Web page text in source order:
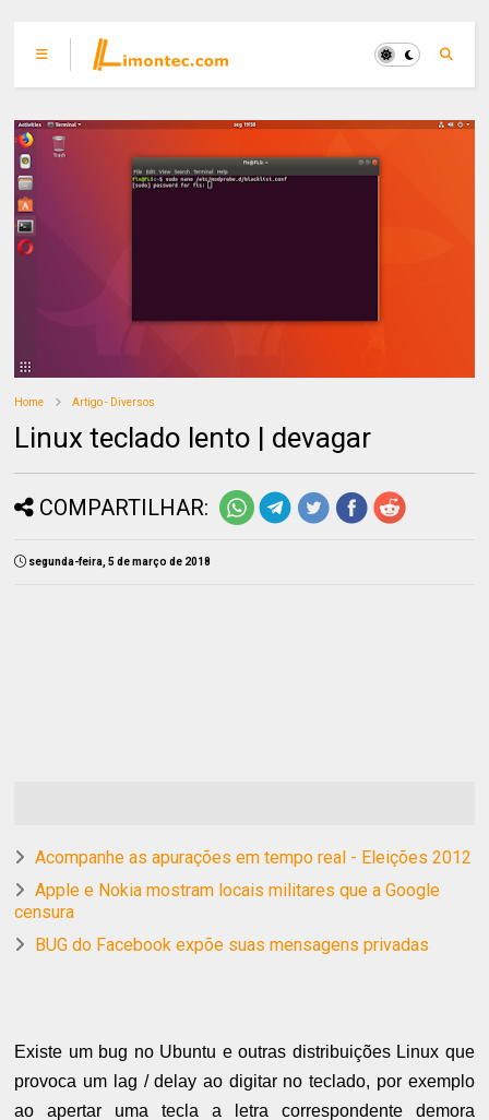
Home Artigo - Diversos
Linux teclado lento | devagar
COMPARTILHAR:
segunda-feira, 5 de março de 2018
Acompanhe as apurações em tempo real - Eleições 2012
Apple e Nokia mostram locais militares que a Google
censura
BUG do Facebook expõe suas mensagens privadas
Existe um bug no Ubuntu e outras distribuições Linux que
provoca um lag / delay ao digitar no teclado, por exemplo
ao apertar uma tecla a letra correspondente demora